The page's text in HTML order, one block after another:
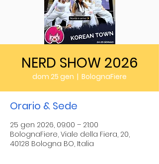
NERD SHOW 2026
dom 25 gen
  |
BolognaFiere
Orario & Sede
25 gen 2026, 09:00 – 21:00
BolognaFiere, Viale della Fiera, 20,
40128 Bologna BO, Italia